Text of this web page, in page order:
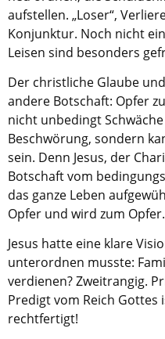
Hinweis
Diese Website wurde
archiviert. Neues
Kirche in Frankfurt.
aufstellen. „Loser“,
Konjunktur. Noch nicht
Leisen sind besonders
Der christliche Glaube
andere Botschaft: Opfer
nicht unbedingt
Beschwörung, sondern
sein. Denn Jesus, der
Botschaft vom
das ganze Leben
Opfer und wird zum Opfer.
Jesus hatte eine klare
unterordnen musste:
verdienen? Zweitrangig.
Predigt vom Reich Gottes
rechtfertigt!